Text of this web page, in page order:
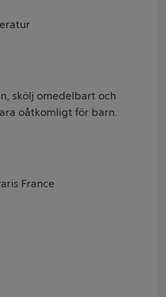
skölj omedelbart och
oåtkomligt för barn.
France